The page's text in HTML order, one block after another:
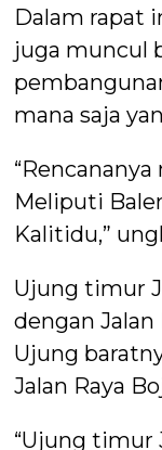
Dalam rapat
juga muncul
mana saja
Meliputi
Kalitidu,”
Ujung timur
dengan Jalan
Ujung
Jalan Raya
“Ujung timur